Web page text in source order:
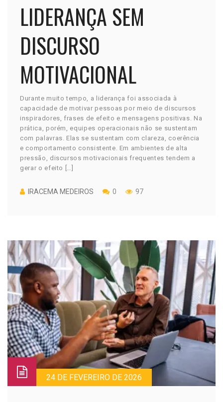
LIDERANÇA SEM
DISCURSO
MOTIVACIONAL
Durante muito tempo, a liderança foi associada à
capacidade de motivar pessoas por meio de discursos
inspiradores, frases de efeito e mensagens positivas. Na
prática, porém, equipes operacionais não se sustentam
com palavras. Elas se sustentam com clareza, coerência
e comportamento consistente. Em ambientes de alta
pressão, discursos motivacionais frequentes tendem a
gerar o efeito […]
IRACEMA MEDEIROS 0 97
24 DE FEVEREIRO DE 2026